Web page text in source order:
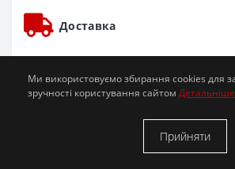
Доставка
Trade-In Обмін мототехніки
Ми використовуємо збирання cookies для
зручності користування сайтом Детальніше
Прийняти